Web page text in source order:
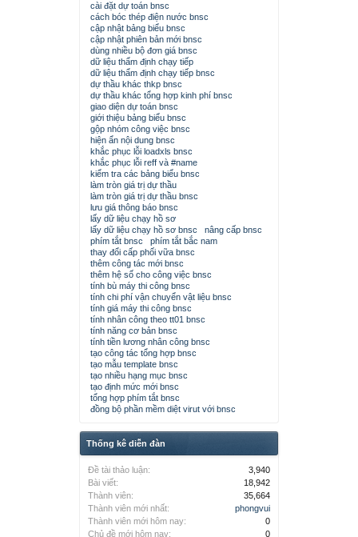
cài đặt dự toán bnsc
cách bóc thép điện nước bnsc
cập nhật bảng biểu bnsc
cập nhật phiên bản mới bnsc
dùng nhiều bộ đơn giá bnsc
dữ liệu thẩm định chạy tiếp
dữ liệu thẩm định chạy tiếp bnsc
dự thầu khác thkp bnsc
dự thầu khác tổng hợp kinh phí bnsc
giao diện dự toán bnsc
giới thiệu bảng biểu bnsc
gộp nhóm công việc bnsc
hiện ẩn nội dung bnsc
khắc phục lỗi loadxls bnsc
khắc phục lỗi reff và #name
kiểm tra các bảng biểu bnsc
làm tròn giá trị dự thầu
làm tròn giá trị dự thầu bnsc
lưu giá thông báo bnsc
lấy dữ liệu chạy hồ sơ
lấy dữ liệu chạy hồ sơ bnsc
nâng cấp bnsc
phím tắt bnsc
phím tắt bắc nam
thay đổi cấp phối vữa bnsc
thêm công tác mới bnsc
thêm hệ số cho công việc bnsc
tính bù máy thi công bnsc
tính chi phí vận chuyển vật liệu bnsc
tính giá máy thi công bnsc
tính nhân công theo tt01 bnsc
tính năng cơ bản bnsc
tính tiền lương nhân công bnsc
tạo công tác tổng hợp bnsc
tạo mẫu template bnsc
tạo nhiều hạng mục bnsc
tạo định mức mới bnsc
tổng hợp phím tắt bnsc
đồng bộ phần mềm diệt virut với bnsc
Thống kê diễn đàn
Đề tài thảo luận:
3,940
Bài viết:
18,942
Thành viên:
35,664
Thành viên mới nhất:
phongvui
Thành viên mới hôm nay:
0
Chủ đề mới hôm nay:
0